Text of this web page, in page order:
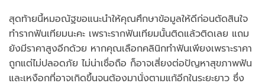
สุดท้ายนี้หมอณัฐขอแนะนำให้คุณศึกษาข้อมูลให้ดีก่อนตัดสินใจ
ทำรากฟันเทียมนะคะ เพราะรากฟันเทียมนั้นติดแล้วติดเลย แถม
ยังมีราคาสูงอีกด้วย หากคุณเลือกคลินิกทำฟันเพียงเพราะราคา
ถูกแต่ไม่ปลอดภัย ไม่น่าเชื่อถือ ก็อาจเสี่ยงต่อปัญหาสุขภาพฟัน
และเหงือกที่อาจเกิดขึ้นจนต้องมานั่งตามแก้อีกในระยะยาว ซึ่ง